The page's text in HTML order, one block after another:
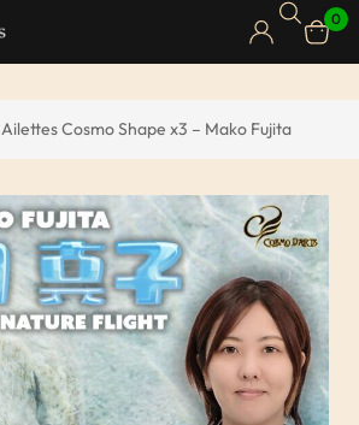
0
Ailettes Cosmo Shape x3 – Mako Fujita